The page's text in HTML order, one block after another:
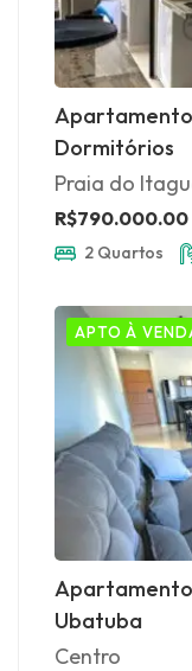
Dormitórios
Praia do
R$790.000.00
2 Quartos
APTO À
Ubatuba
Centro